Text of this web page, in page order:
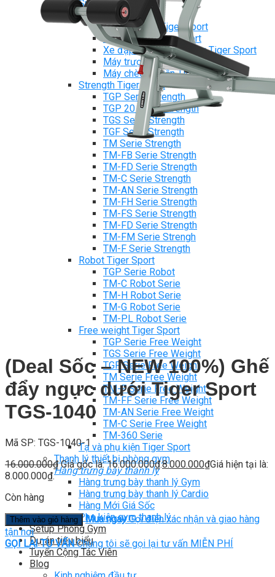
Tiger Sport Serie
Cardio Tiger Sport
Máy chạy bộ Tiger Sport
Xe đạp tập Tiger Sport
Xe đạp ngồi có tựa lưng Tiger Sport
Máy trượt tuyết Tiger Sport
Máy chèo thuyền Tiger Sport
Strength Tiger Sport
TGP Serie Strength
TGP 20 Serie Strength
TGS Serie Strength
TGF Serie Strength
TM Serie Strength
TM-FB Serie Strength
TM-FD Serie Strength
TM-C Serie Strength
TM-AN Serie Strength
TM-FH Serie Strength
TM-FS Serie Strength
TM-FD Serie Strength
TM-FM Serie Strengh
TM-F Serie Strength
Robot Tiger Sport
TGP Serie Robot
TM-C Robot Serie
TM-H Robot Serie
TM-G Robot Serie
TM-PL Robot Serie
Free weight Tiger Sport
TGP Serie Free Weight
TGS Serie Free Weight
TGF Serie Free Weight
TM Serie Free Weight
TM-F Serie Free Weight
TM-FF Serie Free Weight
TM-AN Serie Free Weight
TM-C Serie Free Weight
TM-360 Serie
Tạ và phụ kiện Tiger Sport
Thanh lý thiết bị phòng gym
Hàng trưng bày thanh lý
Hàng trưng bày thanh lý Gym
Hàng trưng bày thanh lý Cardio
Hàng Mới Giá Sốc
Phụ kiện gym thanh lý
Setup Phòng Gym
Dự án tiêu biểu
Tuyển Cộng Tác Viên
Blog
(Deal Sốc – NEW 100%) Ghế
đẩy ngực dưới Tiger Sport
TGS-1040
Mã SP: TGS-1040-1
16.000.000₫ Giá gốc là: 16.000.000₫.8.000.000₫Giá hiện tại là:
8.000.000₫.
Còn hàng
Thêm vào giỏ hàng Mua ngay Gọi điện xác nhận và giao hàng
tận nơi
GỌI LẠI TƯ VẤN Chúng tôi sẽ gọi lại tư vấn MIỄN PHÍ